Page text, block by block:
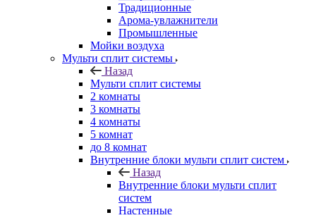
Традиционные
Арома-увлажнители
Промышленные
Мойки воздуха
Мульти сплит системы
Назад
Мульти сплит системы
2 комнаты
3 комнаты
4 комнаты
5 комнат
до 8 комнат
Внутренние блоки мульти сплит систем
Назад
Внутренние блоки мульти сплит
систем
Настенные